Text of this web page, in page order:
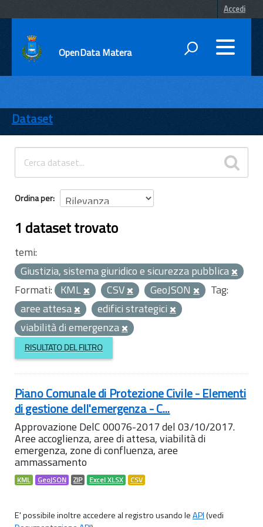
Accedi
OpenData Matera
ENTI
TEMI
INFORMAZIONI
Dataset
Ordina per
1 dataset trovato
temi:
Giustizia, sistema giuridico e sicurezza pubblica
Formati: KML CSV GeoJSON
Tag:
aree attesa
edifici strategici
viabilità di emergenza
RISULTATO DEL FILTRO
Piano Comunale di Protezione Civile - Elementi
di gestione dell'emergenza - C...
Approvazione DelC 00076-2017 del 03/10/2017.
Aree accoglienza, aree di attesa, viabilità di
emergenza, zone di confluenza, aree
ammassamento
KML GeoJSON ZIP Excel XLSX CSV
E' possibile inoltre accedere al registro usando leAPI(vedi